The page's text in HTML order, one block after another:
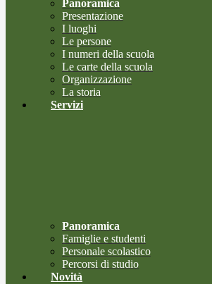
Panoramica
Presentazione
I luoghi
Le persone
I numeri della scuola
Le carte della scuola
Organizzazione
La storia
Servizi
Panoramica
Famiglie e studenti
Personale scolastico
Percorsi di studio
Novità